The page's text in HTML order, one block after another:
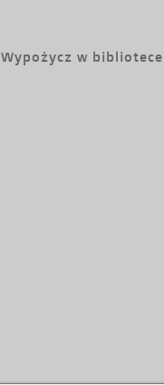
to,
Wypożycz w bibliotece